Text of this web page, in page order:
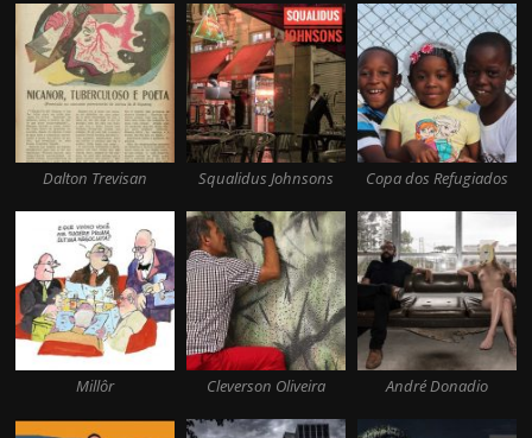
Dalton Trevisan Squalidus Johnsons Copa dos Refugiados
Millôr Cleverson Oliveira André Donadio